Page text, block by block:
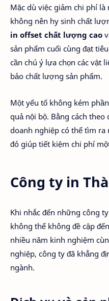
Mặc dù việc giảm chi phí
không nên hy sinh chất
in offset chất lượng cao
sản phẩm cuối cùng đạt
cần chú ý lựa chọn các vật
bảo chất lượng sản phẩm.
Một yếu tố không kém
quả nội bộ. Bằng cách
doanh nghiệp có thể tìm
đó giúp tiết kiệm chi phí
Công ty in
Khi nhắc đến những công
không thể không đề cập đến
nhiều năm kinh nghiệm
nghiệp, công ty đã khẳng
ngành.